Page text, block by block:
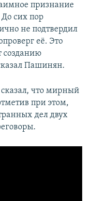
признание
сих пор
не подтвердил
её. Это
созданию
Пашинян.
что мирный
при этом,
дел двух